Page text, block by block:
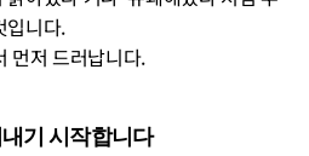
입니다.
먼저 드러납니다.
기 시작합니다